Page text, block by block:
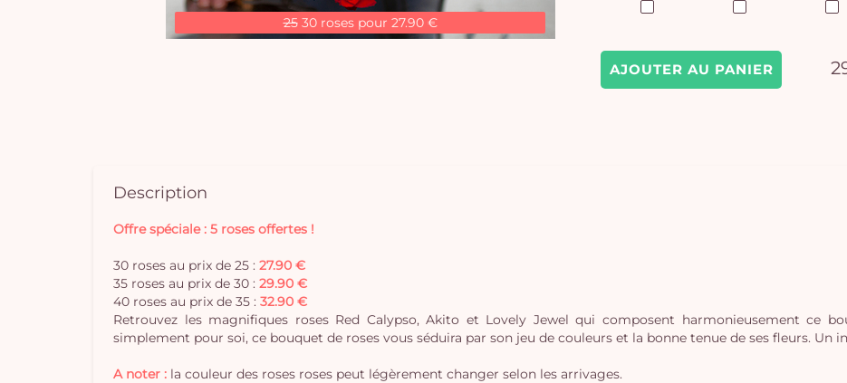
2530 roses pour 27.90 €
AJOUTER AU PANIER
Description
Offre spéciale : 5 roses offertes !
30 roses au prix de 25 :27.90 €
35 roses au prix de 30 :29.90 €
40 roses au prix de 35 :32.90 €
Retrouvez les magnifiques roses Red Calypso, Akito et Lovely Jewel qui composent harmonieusement ce
simplement pour soi, ce bouquet de roses vous séduira par son jeu de couleurs et la bonne tenue de ses fleurs. Un
A noter : la couleur des roses roses peut légèrement changer selon les arrivages.